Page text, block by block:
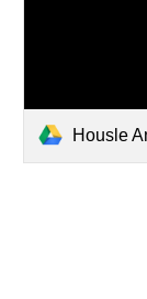
Housle